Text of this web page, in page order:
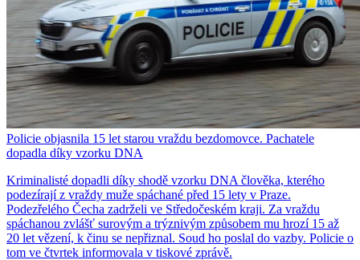
Policie objasnila 15 let starou vraždu bezdomovce. Pachatele
dopadla díky vzorku DNA
Kriminalisté dopadli díky shodě vzorku DNA člověka, kterého
podezírají z vraždy muže spáchané před 15 lety v Praze.
Podezřelého Čecha zadrželi ve Středočeském kraji. Za vraždu
spáchanou zvlášť surovým a trýznivým způsobem mu hrozí 15 až
20 let vězení, k činu se nepřiznal. Soud ho poslal do vazby. Policie o
tom ve čtvrtek informovala v tiskové zprávě.